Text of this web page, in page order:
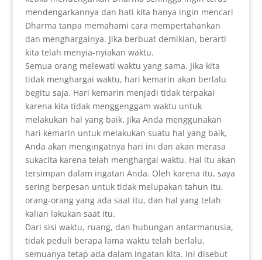
mendengarkannya dan hati kita hanya ingin mencari
Dharma tanpa memahami cara mempertahankan
dan menghargainya. Jika berbuat demikian, berarti
kita telah menyia-nyiakan waktu.
Semua orang melewati waktu yang sama. Jika kita
tidak menghargai waktu, hari kemarin akan berlalu
begitu saja. Hari kemarin menjadi tidak terpakai
karena kita tidak menggenggam waktu untuk
melakukan hal yang baik. Jika Anda menggunakan
hari kemarin untuk melakukan suatu hal yang baik,
Anda akan mengingatnya hari ini dan akan merasa
sukacita karena telah menghargai waktu. Hal itu akan
tersimpan dalam ingatan Anda. Oleh karena itu, saya
sering berpesan untuk tidak melupakan tahun itu,
orang-orang yang ada saat itu, dan hal yang telah
kalian lakukan saat itu.
Dari sisi waktu, ruang, dan hubungan antarmanusia,
tidak peduli berapa lama waktu telah berlalu,
semuanya tetap ada dalam ingatan kita. Ini disebut